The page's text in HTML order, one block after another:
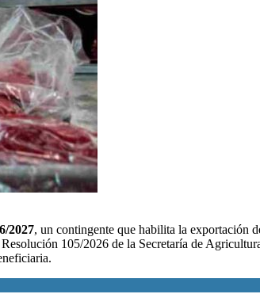
2027, un contingente que habilita la exportación
Resolución 105/2026 de la Secretaría de